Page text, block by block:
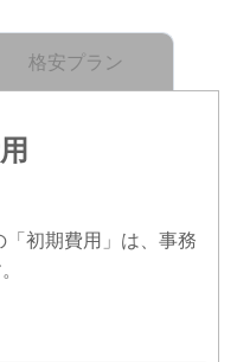
格安プラン
初期費用」は、事務